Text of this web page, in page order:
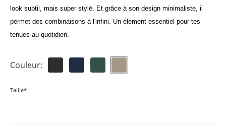
look subtil, mais super stylé. Et grâce à son design minimaliste, il
permet des combinaisons à l'infini. Un élément essentiel pour tes
tenues au quotidien.
Couleur:
Taille*